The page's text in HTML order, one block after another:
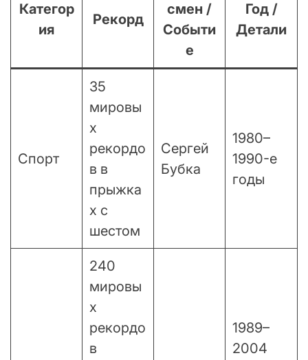
Категор
ия
Рекорд
смен /
Событи
е
Год /
Детали
Спорт
35
мировы
х
рекордо
в в
прыжка
х с
шестом
Сергей
Бубка
1980–
1990-е
годы
240
мировы
х
рекордо
в
1989–
2004